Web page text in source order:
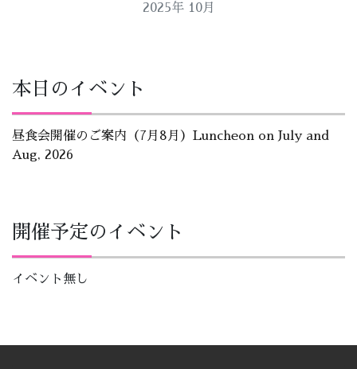
2025年 10月
本日のイベント
昼食会開催のご案内（7月8月）Luncheon on July and
Aug, 2026
開催予定のイベント
イベント無し